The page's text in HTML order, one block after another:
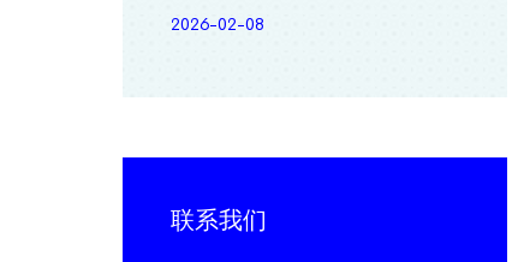
2026-02-08
联系我们